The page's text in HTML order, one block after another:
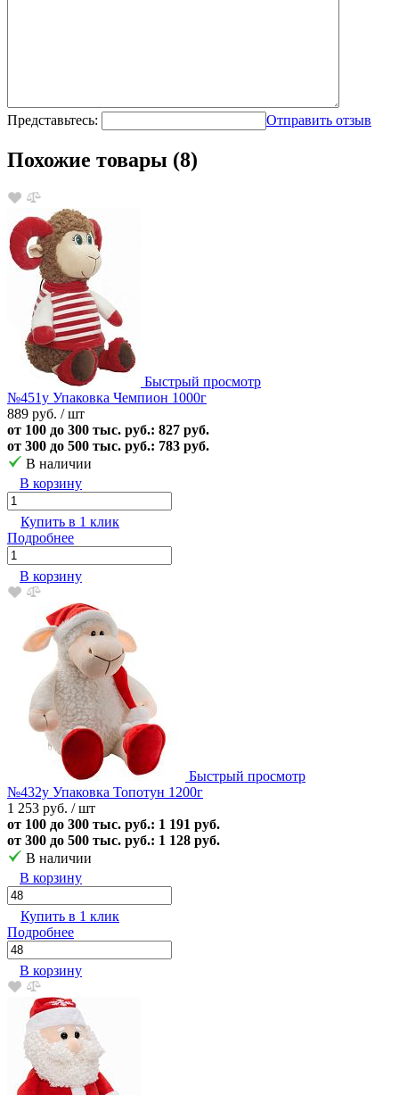
Представьтесь: Отправить отзыв
Похожие товары (8)
Быстрый просмотр
№451у Упаковка Чемпион 1000г
889 руб. / шт
от 100 до 300 тыс. руб.: 827 руб.
от 300 до 500 тыс. руб.: 783 руб.
В наличии
В корзину
Купить в 1 клик
Подробнее
В корзину
Быстрый просмотр
№432у Упаковка Топотун 1200г
1 253 руб. / шт
от 100 до 300 тыс. руб.: 1 191 руб.
от 300 до 500 тыс. руб.: 1 128 руб.
В наличии
В корзину
Купить в 1 клик
Подробнее
В корзину